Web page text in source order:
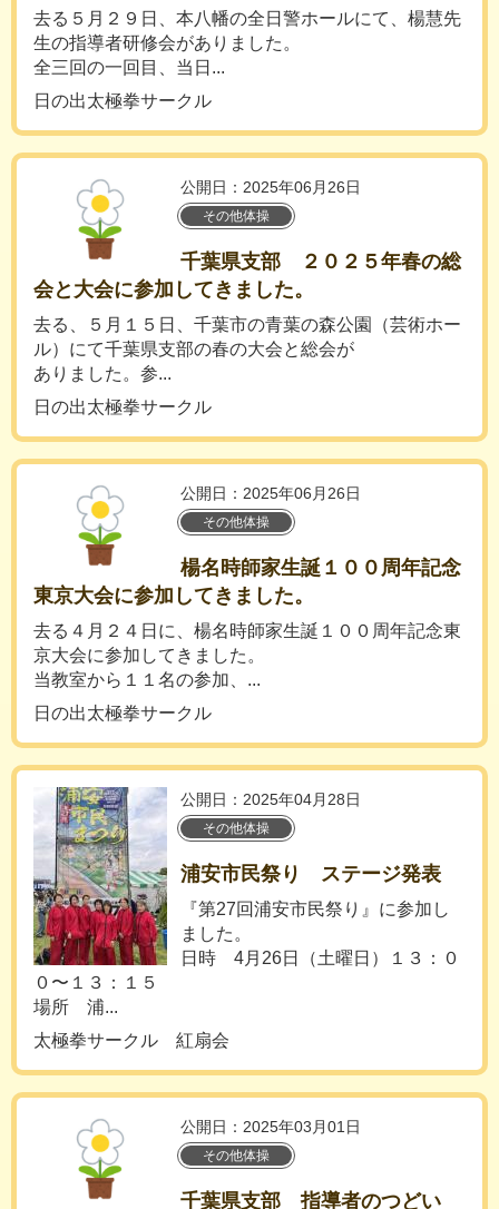
去る５月２９日、本八幡の全日警ホールにて、楊慧先
生の指導者研修会がありました。
全三回の一回目、当日...
日の出太極拳サークル
公開日：2025年06月26日
その他体操
千葉県支部 ２０２５年春の総
会と大会に参加してきました。
去る、５月１５日、千葉市の青葉の森公園（芸術ホー
ル）にて千葉県支部の春の大会と総会が
ありました。参...
日の出太極拳サークル
公開日：2025年06月26日
その他体操
楊名時師家生誕１００周年記念
東京大会に参加してきました。
去る４月２４日に、楊名時師家生誕１００周年記念東
京大会に参加してきました。
当教室から１１名の参加、...
日の出太極拳サークル
公開日：2025年04月28日
その他体操
浦安市民祭り ステージ発表
『第27回浦安市民祭り』に参加し
ました。
日時 4月26日（土曜日）１３：０
０〜１３：１５
場所 浦...
太極拳サークル 紅扇会
公開日：2025年03月01日
その他体操
千葉県支部 指導者のつどい